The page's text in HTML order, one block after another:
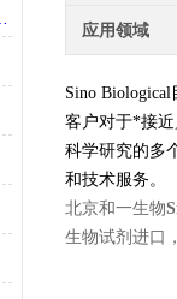
应用领域
Sino Biological
客户对于*接近
科学研究的多
和技术服务。
北京和一生物
生物试剂进口